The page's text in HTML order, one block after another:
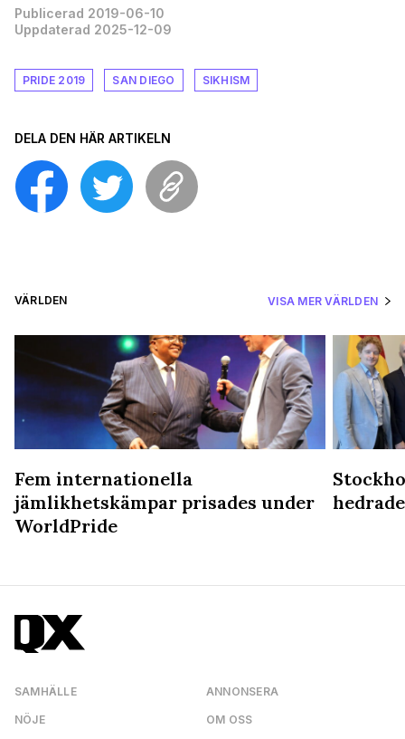
Publicerad 2019-06-10
Uppdaterad 2025-12-09
PRIDE 2019 SAN DIEGO SIKHISM
DELA DEN HÄR ARTIKELN
VÄRLDEN VISA MER VÄRLDEN
Fem internationella
jämlikhetskämpar prisades under
WorldPride
SAMHÄLLE
NÖJE
ANNONSERA
OM OSS